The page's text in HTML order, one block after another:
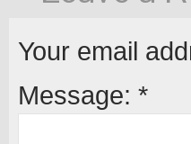
Your email
Message: *